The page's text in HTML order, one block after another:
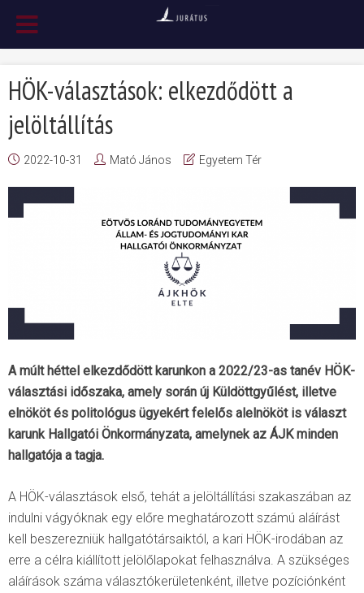
HÖK-választások: elkezdődött a
jelöltállítás
2022-10-31 Mató János Egyetem Tér
A múlt héttel elkezdődött karunkon a 2022/23-as tanév HÖK-
választási időszaka, amely során új Küldöttgyűlést, illetve
elnököt és politológus ügyekért felelős alelnököt is választ
karunk Hallgatói Önkormányzata, amelynek az ÁJK minden
hallgatója a tagja.
A HÖK-választások első, tehát a jelöltállítási szakaszában az
indulni vágyóknak egy előre meghatározott számú aláírást
kell beszerezniük hallgatótársaiktól, a kari HÖK-irodában az
erre a célra kiállított jelölőlapokat felhasználva. A szükséges
aláírások száma választókerületenként, illetve pozíciónként